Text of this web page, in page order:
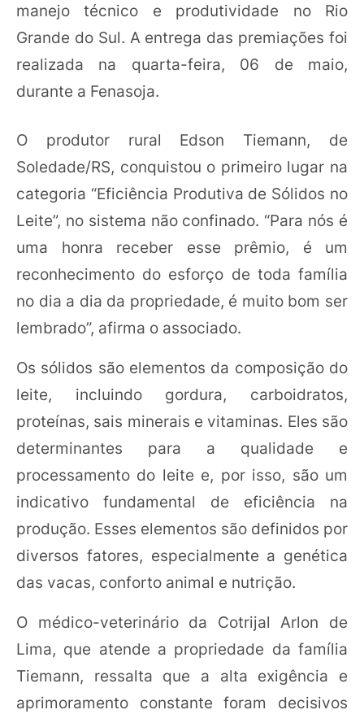
manejo técnico e produtividade no Rio
Grande do Sul. A entrega das premiações foi
realizada na quarta-feira, 06 de maio,
durante a Fenasoja.
O produtor rural Edson Tiemann, de
Soledade/RS, conquistou o primeiro lugar na
categoria “Eficiência Produtiva de Sólidos no
Leite”, no sistema não confinado. “Para nós é
uma honra receber esse prêmio, é um
reconhecimento do esforço de toda família
no dia a dia da propriedade, é muito bom ser
lembrado”, afirma o associado.
Os sólidos são elementos da composição do
leite, incluindo gordura, carboidratos,
proteínas, sais minerais e vitaminas. Eles são
determinantes para a qualidade e
processamento do leite e, por isso, são um
indicativo fundamental de eficiência na
produção. Esses elementos são definidos por
diversos fatores, especialmente a genética
das vacas, conforto animal e nutrição.
O médico-veterinário da Cotrijal Arlon de
Lima, que atende a propriedade da família
Tiemann, ressalta que a alta exigência e
aprimoramento constante foram decisivos